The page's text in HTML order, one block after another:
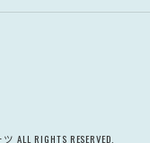
RIGHTS RESERVED.